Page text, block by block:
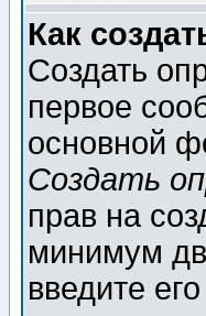
Как
Создать
первое
основной
Создать
прав на
минимум
введите